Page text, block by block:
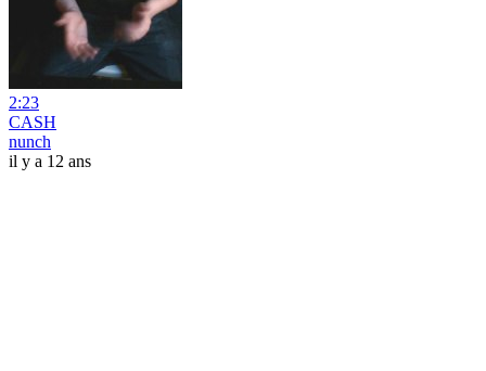
2:23
CASH
nunch
il y a 12 ans